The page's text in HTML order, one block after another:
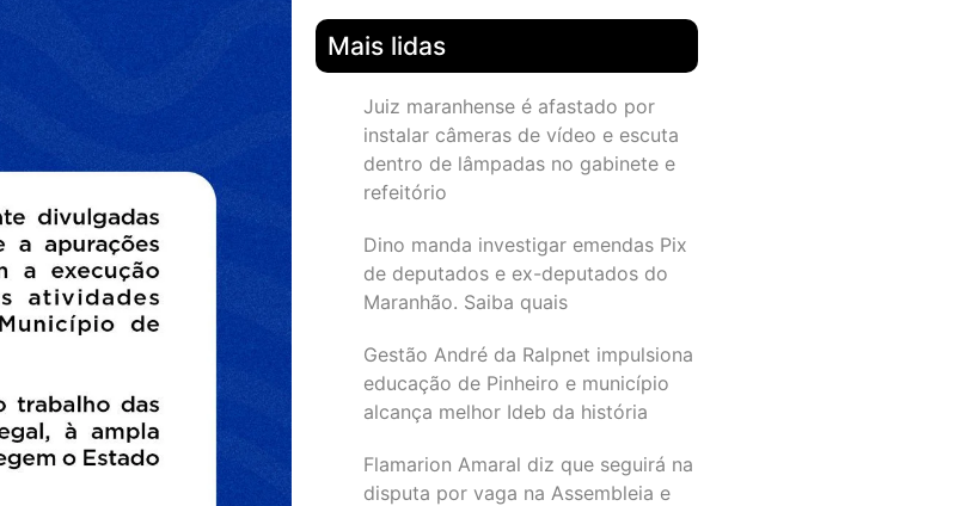
Mais lidas
Juiz maranhense é afastado por
instalar câmeras de vídeo e escuta
dentro de lâmpadas no gabinete e
refeitório
Dino manda investigar emendas Pix
de deputados e ex-deputados do
Maranhão. Saiba quais
Gestão André da Ralpnet impulsiona
educação de Pinheiro e município
alcança melhor Ideb da história
Flamarion Amaral diz que seguirá na
disputa por vaga na Assembleia e